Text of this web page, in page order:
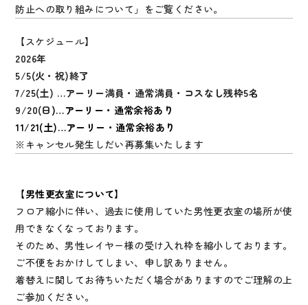
防止への取り組みについて」をご覧ください。
【スケジュール】
2026年
5/5(火・祝)終了
7/25(土) …アーリー満員・通常満員・コスなし残枠5名
9/20(日 )…アーリー・通常余裕あり
11/21(土)…アーリー・通常余裕あり
※キャンセル発生しだい再募集いたします
【男性更衣室について】
フロア縮小に伴い、過去に使用していた男性更衣室の場所が使
用できなくなっております。
そのため、男性レイヤー様の受け入れ枠を縮小しております。
ご不便をおかけしてしまい、申し訳ありません。
着替えに関してお待ちいただく場合がありますのでご理解の上
ご参加ください。